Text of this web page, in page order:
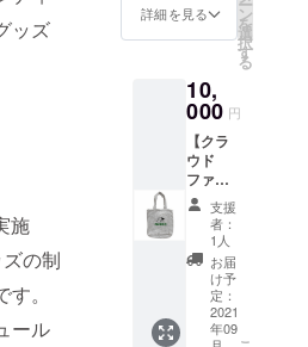
ッズ
施
の制
。
ール
豆、一
粒一
で収穫
した 最
高の
コー
ヒー豆
だけを
お届け
しま
す。 味
の特徴
は、酸
味と苦
みのバ
ランス
い。 ク
リーム
く、カ
フェオ
レでも
楽しめ
ます。
インド
ネシ
ア・ス
ラウェ
シ島の
山岳地
帯、
「タ
ナ・ト
m 生地
綿100％
※閲覧し
機器に
より実
物と写
真で若
干色が
違って
る場合
がござ
いま
す。
径
【素
材】 本
体：ス
トーン
ウェア
蓋；
木・シ
リコン
ゴム
でプリ
ントも
鮮や
音波溶
着をし
ている
ため丈
夫で長
持ちし
ます。
【サイ
ズ】 幅
22cm×
高さ
31cm(A
4サイズ
対応) ※1
詳細を見る ン
を
選
択
す
る
10,
000 円
【クラ
ウド
ファン
ディン
グ限定
section
3オリジ
ナル
トート
バッ
グ】 ス
支援
者：
1人
お届
け予
定：
2021
年09